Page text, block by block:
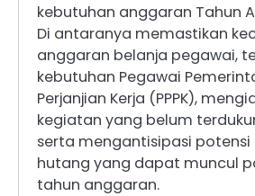
kebutuhan anggaran Tahun
Di antaranya memastikan
anggaran belanja pegawai,
kebutuhan Pegawai
Perjanjian Kerja (PPPK),
kegiatan yang belum
serta mengantisipasi
hutang yang dapat muncul
tahun anggaran.